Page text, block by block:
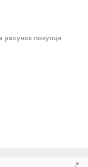
рахунок покупця